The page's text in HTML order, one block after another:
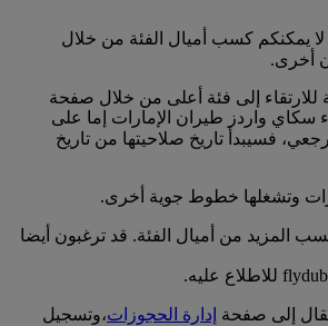
للارتقاء إلى فئة أعلى من خلال صفحة
يمكنكم كسب أميال الفئة من خلال
أخرى.
كأحد أعضاء سكاي واردز طيران الإمارات إما على
فسيبدأ تاريخ صلاحيتها من تاريخ
وتشغلها خطوط جوية أخرى.
المزيد من أميال الفئة. قد ترغبون أيضا
إلى صفحة إدارة الحجوزات،وتسجيل